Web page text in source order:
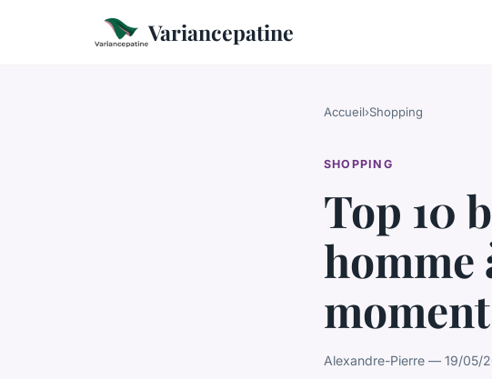
Variancepatine
Accueil›Shopping
SHOPPING
Top 10
homme
Alexandre-Pierre — 19/05/